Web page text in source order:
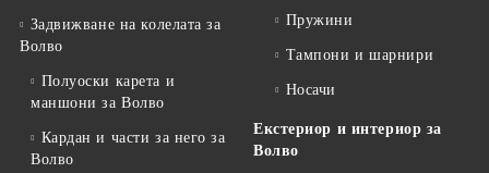
Задвижване на колелата за
Волво
Полуоски карета и
маншони за Волво
Кардан и части за него за
Волво
Пружини
Тампони и шарнири
Носачи
Екстериор и интериор за
Волво